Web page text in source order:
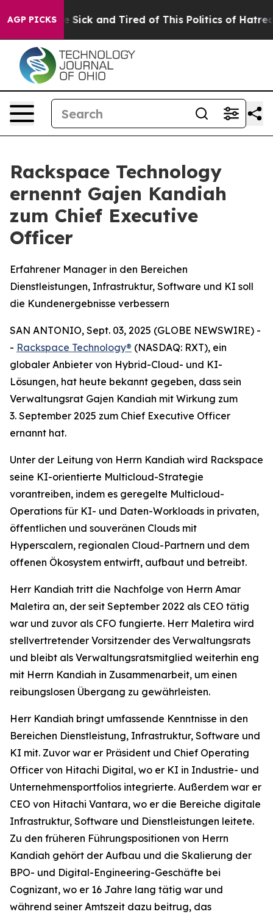
AGP PICKS
Are Sick and Tired of This Politics of Hatred” The
Rackspace Technology
ernennt Gajen Kandiah
zum Chief Executive
Officer
Erfahrener Manager in den Bereichen
Dienstleistungen, Infrastruktur, Software und KI soll
die Kundenergebnisse verbessern
SAN ANTONIO, Sept. 03, 2025 (GLOBE NEWSWIRE) -
- Rackspace Technology® (NASDAQ: RXT), ein
globaler Anbieter von Hybrid-Cloud- und KI-
Lösungen, hat heute bekannt gegeben, dass sein
Verwaltungsrat Gajen Kandiah mit Wirkung zum
3. September 2025 zum Chief Executive Officer
ernannt hat.
Unter der Leitung von Herrn Kandiah wird Rackspace
seine KI-orientierte Multicloud-Strategie
vorantreiben, indem es geregelte Multicloud-
Operations für KI- und Daten-Workloads in privaten,
öffentlichen und souveränen Clouds mit
Hyperscalern, regionalen Cloud-Partnern und dem
offenen Ökosystem entwirft, aufbaut und betreibt.
Herr Kandiah tritt die Nachfolge von Herrn Amar
Maletira an, der seit September 2022 als CEO tätig
war und zuvor als CFO fungierte. Herr Maletira wird
stellvertretender Vorsitzender des Verwaltungsrats
und bleibt als Verwaltungsratsmitglied weiterhin eng
mit Herrn Kandiah in Zusammenarbeit, um einen
reibungslosen Übergang zu gewährleisten.
Herr Kandiah bringt umfassende Kenntnisse in den
Bereichen Dienstleistung, Infrastruktur, Software und
KI mit. Zuvor war er Präsident und Chief Operating
Officer von Hitachi Digital, wo er KI in Industrie- und
Unternehmensportfolios integrierte. Außerdem war er
CEO von Hitachi Vantara, wo er die Bereiche digitale
Infrastruktur, Software und Dienstleistungen leitete.
Zu den früheren Führungspositionen von Herrn
Kandiah gehört der Aufbau und die Skalierung der
BPO- und Digital-Engineering-Geschäfte bei
Cognizant, wo er 16 Jahre lang tätig war und
während seiner Amtszeit dazu beitrug, das